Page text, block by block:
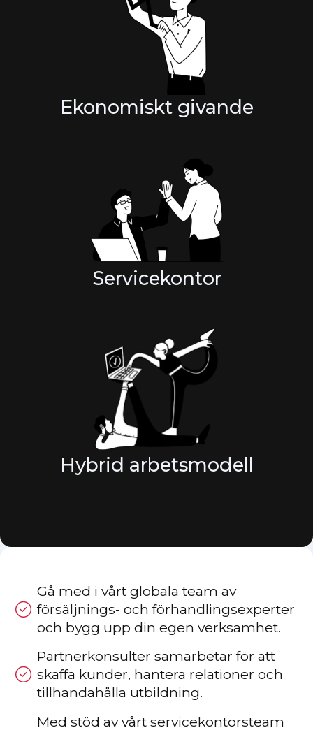
Ekonomiskt givande
Servicekontor
Hybrid arbetsmodell
Gå med i vårt globala team av
försäljnings- och förhandlingsexperter
och bygg upp din egen verksamhet.
Partnerkonsulter samarbetar för att
skaffa kunder, hantera relationer och
tillhandahålla utbildning.
Med stöd av vårt servicekontorsteam